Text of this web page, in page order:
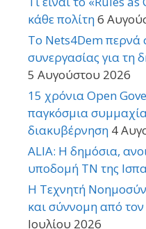
κάθε πολίτη6
Το Nets4Dem περνά
συνεργασίας για τη
5 Αυγούστου 2026
15 χρόνια Open
παγκόσμια
διακυβέρνηση 4
ALIA: Η δημόσια,
υποδομή ΤΝ της
Η Τεχνητή
και σύννομη από
Ιουλίου 2026